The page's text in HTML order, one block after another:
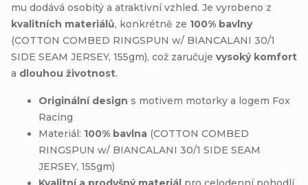
mu dodává osobitý a atraktivní vzhled. Je vyrobeno z
kvalitních materiálů, konkrétně ze 100% bavlny
(COTTON COMBED RINGSPUN w/ BIANCALANI 30/1
SIDE SEAM JERSEY, 155gm), což zaručuje vysoký komfort
a dlouhou životnost.
Originální design s motivem motorky a logem Fox
Racing
Materiál: 100% bavlna (COTTON COMBED
RINGSPUN w/ BIANCALANI 30/1 SIDE SEAM
JERSEY, 155gm)